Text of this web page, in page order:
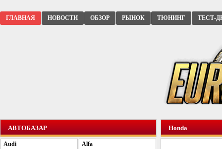
ГЛАВНАЯ НОВОСТИ ОБЗОР РЫНОК ТЮНИНГ ТЕСТ-
Honda
АВТОБАЗАР
Audi
Alfa